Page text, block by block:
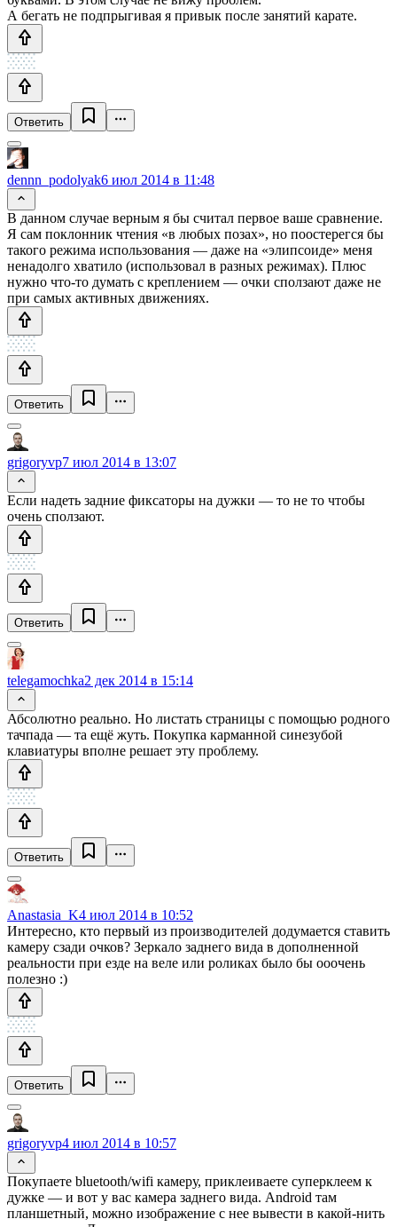
А бегать не подпрыгивая я привык после занятий карате.
Ответить
dennn_podolyak6 июл 2014 в 11:48
В данном случае верным я бы считал первое ваше сравнение.
Я сам поклонник чтения «в любых позах», но поостерегся бы
такого режима использования — даже на «элипсоиде» меня
ненадолго хватило (использовал в разных режимах). Плюс
нужно что-то думать с креплением — очки сползают даже не
при самых активных движениях.
Ответить
grigoryvp7 июл 2014 в 13:07
Если надеть задние фиксаторы на дужки — то не то чтобы
очень сползают.
Ответить
telegamochka2 дек 2014 в 15:14
Абсолютно реально. Но листать страницы с помощью родного
тачпада — та ещё жуть. Покупка карманной синезубой
клавиатуры вполне решает эту проблему.
Ответить
Anastasia_K4 июл 2014 в 10:52
Интересно, кто первый из производителей додумается ставить
камеру сзади очков? Зеркало заднего вида в дополненной
реальности при езде на веле или роликах было бы ооочень
полезно :)
Ответить
grigoryvp4 июл 2014 в 10:57
Покупаете bluetooth/wifi камеру, приклеиваете суперклеем к
дужке — и вот у вас камера заднего вида. Android там
планшетный, можно изображение с нее вывести в какой-нить